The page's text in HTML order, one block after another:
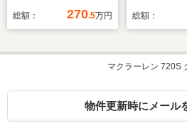
グ 新品タイヤ/純正 9
トヒーター 前席/シー
ャック/Bluetooth接
総額： 270.5万円
衝突安全装
防止支援シ
ート ハー
LED/
総額：
マクラーレン 720S
物件更新時にメール